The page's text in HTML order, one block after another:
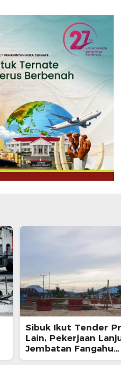
Sibuk Ikut Tender
Lain, Pekerjaan
Jembatan Fangahu
Terbengkalai